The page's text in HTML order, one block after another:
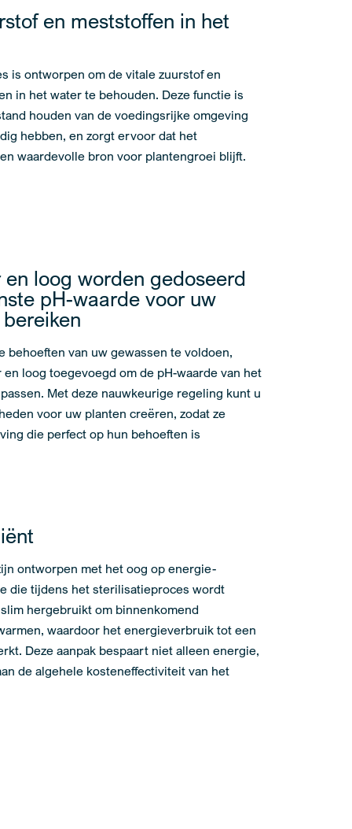
en meststoffen in het
is ontworpen om de vitale zuurstof en
in het water te behouden. Deze functie is
houden van de voedingsrijke omgeving
hebben, en zorgt ervoor dat het
waardevolle bron voor plantengroei blijft.
loog worden gedoseerd
pH-waarde voor uw
behoeften van uw gewassen te voldoen,
loog toegevoegd om de pH-waarde van het
Met deze nauwkeurige regeling kunt u
voor uw planten creëren, zodat ze
die perfect op hun behoeften is
ontworpen met het oog op energie-
die tijdens het sterilisatieproces wordt
hergebruikt om binnenkomend
waardoor het energieverbruik tot een
Deze aanpak bespaart niet alleen energie,
de algehele kosteneffectiviteit van het